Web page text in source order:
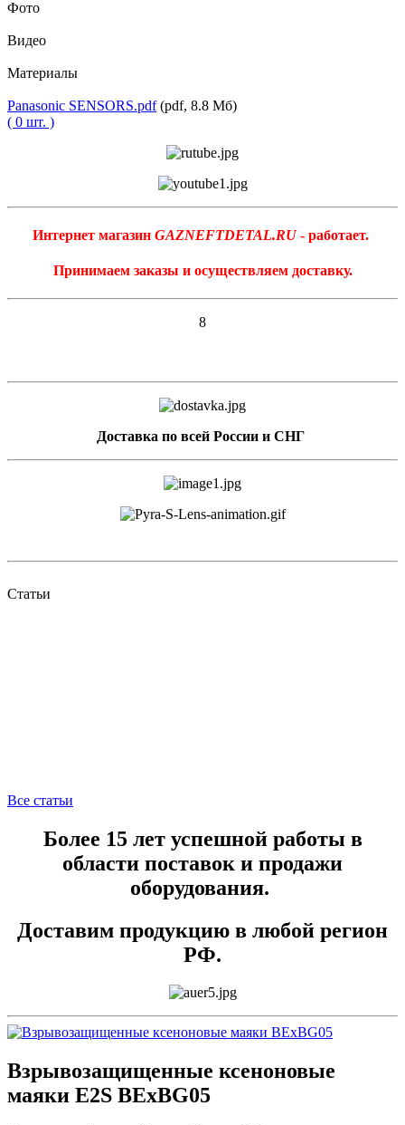
Фото
Видео
Материалы
Panasonic SENSORS.pdf (pdf, 8.8 Мб)
( 0 шт. )
Интернет магазин GAZNEFTDETAL.RU- работает.
Принимаем заказы и осуществляем доставку.
8
Доставка по всей России и СНГ
Статьи
Все статьи
Более 15 лет успешной работы в
области поставок и продажи
оборудования.
Доставим продукцию в любой регион
РФ.
Взрывозащищенные ксеноновые
маяки E2S BExBG05